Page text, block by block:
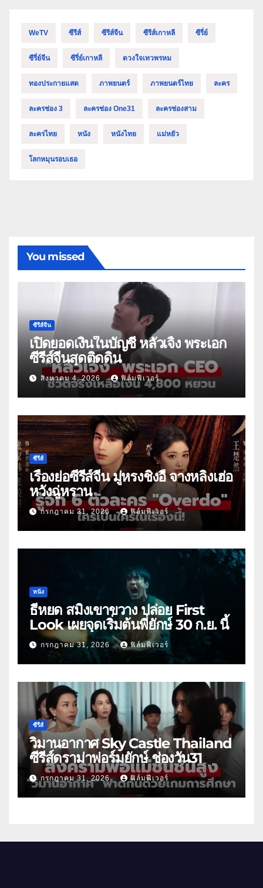
WeTV ซีรีส์ ซีรีส์จีน ซีรีส์เกาหลี ซีรี่ย์
ซีรี่ย์จีน ซีรี่ย์เกาหลี ดวงใจเทวพรหม
ทองประกายแสด ภาพยนตร์ ภาพยนตร์ไทย ละคร
ละครช่อง 3 ละครช่อง One31 ละครช่องสาม
ละครไทย หนัง หนังไทย แม่หยัว
โลกหมุนรอบเธอ
You missed
ซีรีส์จีน
เปิดยอดเงินในบัญชี หลัวเจิ้ง พระเอก
ซีรีส์จีนสุดติดดิน
สิงหาคม 4, 2026 ฟิล์มฟีเวอร์
ซีรีส์
เรื่องย่อซีรีส์จีน มู่หรงชิงอี้ จางหลิงเฮ่อ
หวังฉู่หราน
กรกฎาคม 31, 2026 ฟิล์มฟีเวอร์
หนัง
ธี่หยด สมิงเขาขวาง ปล่อย First
Look เผยจุดเริ่มต้นพี่ยักษ์ 30 ก.ย. นี้
กรกฎาคม 31, 2026 ฟิล์มฟีเวอร์
ซีรีส์
วิมานอากาศ Sky Castle Thailand
ซีรีส์ดราม่าฟอร์มยักษ์ ช่องวัน31
กรกฎาคม 31, 2026 ฟิล์มฟีเวอร์